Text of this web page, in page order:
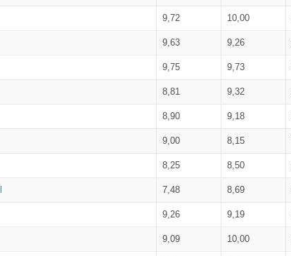
9,72 10,00
9,63 9,26
9,75 9,73
8,81 9,32
8,90 9,18
9,00 8,15
8,25 8,50
7,48 8,69
9,26 9,19
9,09 10,00